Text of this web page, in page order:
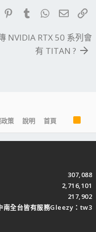
Reddit PinterestTumblrWhatsApp
電子
NVIDIA RTX 50 系列會
有 TITAN ?
策 說明 首頁
R
S
S
307,088
2,716,101
217,902
南全台皆有服務Gleezy：tw3